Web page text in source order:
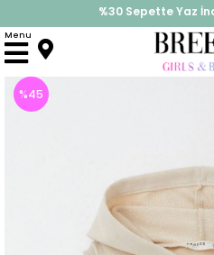
%30 Sepette Yaz
İndirimlere ek %10
Menu
Anasayfa Üst Giyim
%45